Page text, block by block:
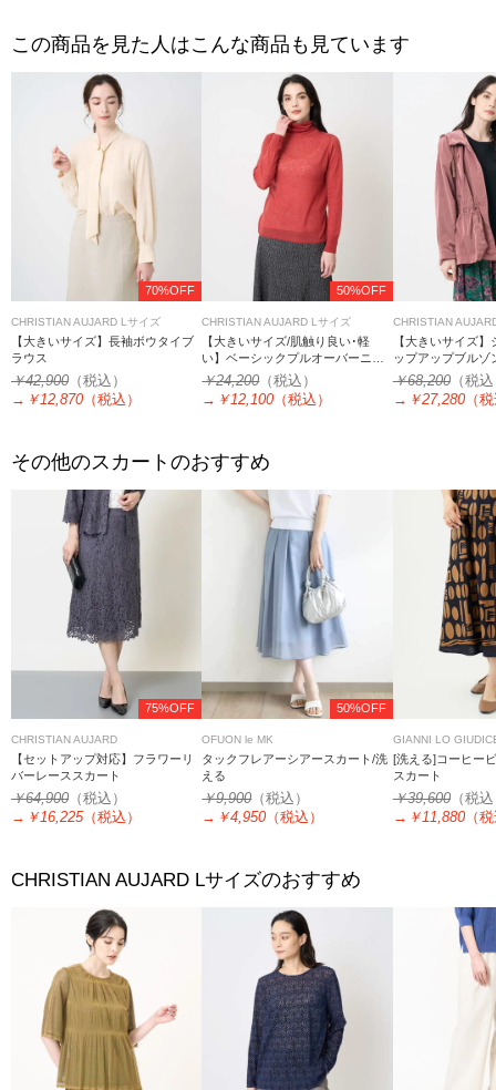
この商品を見た人はこんな商品も見ています
70%OFF
CHRISTIAN AUJARD Lサイズ
【大きいサイズ】長袖ボウタイブ
ラウス
￥42,900 （税込）
→ ￥12,870 （税込）
50%OFF
CHRISTIAN AUJARD Lサイズ
【大きいサイズ/肌触り良い･軽
い】ベーシックプルオーバーニッ
ト
￥24,200（税込）
→ ￥12,100 （税込）
CHRISTIAN
【大きいサイズ
ップアップブルゾ
￥68,200（税
→ ￥27,280（
その他のスカートのおすすめ
75%OFF
CHRISTIAN AUJARD
【セットアップ対応】フラワーリ
バーレーススカート
￥64,900 （税込）
→ ￥16,225（税込）
50%OFF
OFUON le MK
タックフレアーシアースカート/洗
える
￥9,900（税込）
→ ￥4,950 （税込）
GIANNI LO
[洗える]コーヒー
スカート
￥39,600（税
→ ￥11,880（
CHRISTIAN AUJARD Lサイズのおすすめ